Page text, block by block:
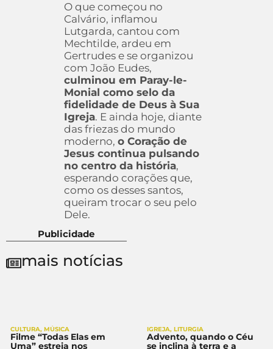
O que começou no
Calvário, inflamou
Lutgarda, cantou com
Mechtilde, ardeu em
Gertrudes e se organizou
com João Eudes,
culminou em Paray-le-
Monial como selo da
fidelidade de Deus à Sua
Igreja. E ainda hoje, diante
das friezas do mundo
moderno, o Coração de
Jesus continua pulsando
no centro da história,
esperando corações que,
como os desses santos,
queiram trocar o seu pelo
Dele.
Publicidade
mais notícias
CULTURA, MÚSICA
Filme “Todas Elas em
Uma” estreia nos
IGREJA, LITURGIA
Advento, quando o Céu
se inclina à terra e a